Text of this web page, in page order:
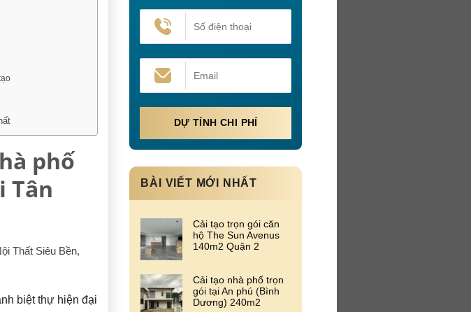
phố
Tân
Thất Siêu Bền,
biệt thự hiện đại
BÀI VIẾT MỚI NHẤT
Cải tạo trọn gói căn
hộ The Sun Avenus
140m2 Quận 2
Cải tạo nhà phố trọn
gói tại An phú (Bình
Dương) 240m2